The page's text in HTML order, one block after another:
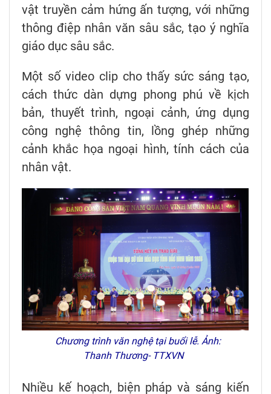
vật truyền cảm hứng ấn tượng, với những
thông điệp nhân văn sâu sắc, tạo ý nghĩa
giáo dục sâu sắc.
Một số video clip cho thấy sức sáng tạo,
cách thức dàn dựng phong phú về kịch
bản, thuyết trình, ngoại cảnh, ứng dụng
công nghệ thông tin, lồng ghép những
cảnh khắc họa ngoại hình, tính cách của
nhân vật.
Chương trình văn nghệ tại buổi lễ. Ảnh:
Thanh Thương- TTXVN
Nhiều kế hoạch, biện pháp và sáng kiến